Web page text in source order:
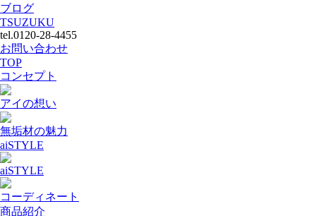
ブログ
TSUZUKU
tel.0120-28-4455
お問い合わせ
TOP
コンセプト
アイの想い
無垢材の魅力
aiSTYLE
aiSTYLE
コーディネート
商品紹介